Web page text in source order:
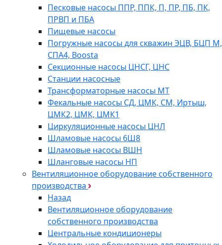
Песковые насосы ППР, ППК, П, ПР, ПБ, ПК,
ПРВП и ПБА
Пищевые насосы
Погружные насосы для скважин ЭЦВ, БЦП М,
СПА4, Boosta
Секционные насосы ЦНСГ, ЦНС
Станции насосные
Трансформаторные насосы МТ
Фекальные насосы СД, ЦМК, СМ, Иртыш,
ЦМК2, ЦМК, ЦМК1
Циркуляционные насосы ЦНЛ
Шламовые насосы 6Ш8
Шламовые насосы ВШН
Шланговые насосы НП
Вентиляционное оборудование собственного
производства
Назад
Вентиляционное оборудование
собственного производства
Центральные кондиционеры